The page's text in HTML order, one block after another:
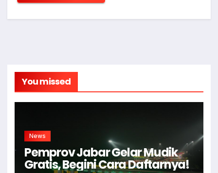
You missed
News
Pemprov Jabar Gelar Mudik
Gratis, Begini Cara Daftarnya!